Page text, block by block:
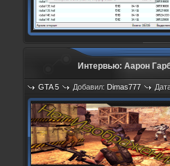
Интервью: Аарон
GTA 5 Добавил: Dimas777